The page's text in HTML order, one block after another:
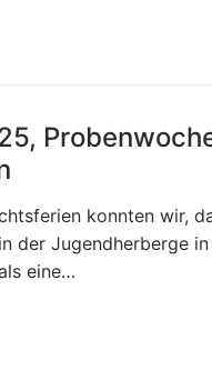
konnten wir,
der Jugendherberge
eine…